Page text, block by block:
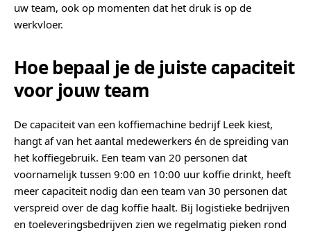
uw team, ook op momenten dat het druk is op de
werkvloer.
Hoe bepaal je de juiste capaciteit
voor jouw team
De capaciteit van een koffiemachine bedrijf Leek kiest,
hangt af van het aantal medewerkers én de spreiding van
het koffiegebruik. Een team van 20 personen dat
voornamelijk tussen 9:00 en 10:00 uur koffie drinkt, heeft
meer capaciteit nodig dan een team van 30 personen dat
verspreid over de dag koffie haalt. Bij logistieke bedrijven
en toeleveringsbedrijven zien we regelmatig pieken rond